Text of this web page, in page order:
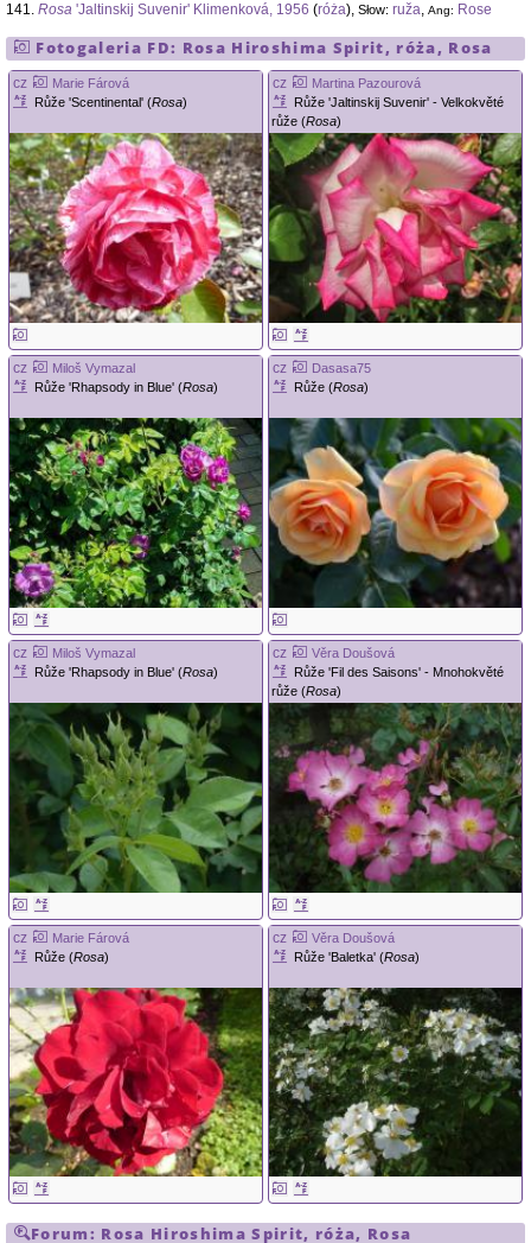
141. Rosa 'Jaltinskij Suvenir' Klimenková, 1956 (róża), Słow: ruža, Ang: Rose
Fotogaleria FD: Rosa Hiroshima Spirit, róża, Rosa
cz
Marie Fárová
Růže 'Scentinental' (Rosa)
cz
Martina Pazourová
Růže 'Jaltinskij Suvenir' - Velkokvěté
růže (Rosa)
cz
Miloš Vymazal
Růže 'Rhapsody in Blue' (Rosa)
cz
Dasasa75
Růže (Rosa)
cz
Miloš Vymazal
Růže 'Rhapsody in Blue' (Rosa)
cz
Věra Doušová
Růže 'Fil des Saisons' - Mnohokvěté
růže (Rosa)
cz
Marie Fárová
Růže (Rosa)
cz
Věra Doušová
Růže 'Baletka' (Rosa)
Forum: Rosa Hiroshima Spirit, róża, Rosa